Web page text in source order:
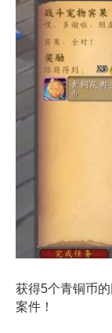
获得5个青铜币
案件！